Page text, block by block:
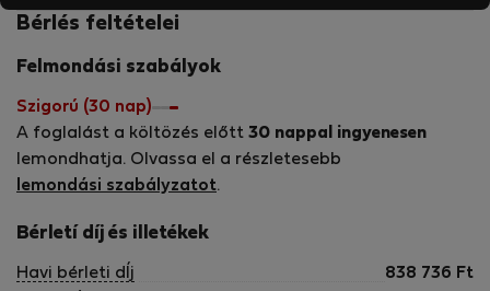
Bérlés feltételei
Felmondási szabályok
Szigorú (30 nap)
A foglalást a költözés előtt 30 nappal ingyenesen
lemondhatja. Olvassa el a részletesebb
lemondási szabályzatot.
Bérletí díj és illetékek
Havi bérleti dÍj 838 736 Ft